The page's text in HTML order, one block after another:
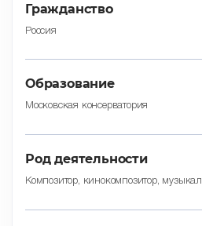
Гражданство
Россия
Образование
Московская консерватория
Род деятельности
Композитор, кинокомпозитор,